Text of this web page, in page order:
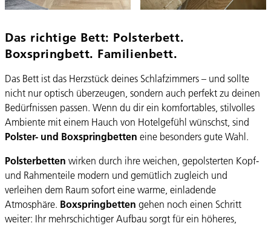
Das richtige Bett: Polsterbett.
Boxspringbett. Familienbett.
Das Bett ist das Herzstück deines Schlafzimmers – und sollte
nicht nur optisch überzeugen, sondern auch perfekt zu deinen
Bedürfnissen passen. Wenn du dir ein komfortables, stilvolles
Ambiente mit einem Hauch von Hotelgefühl wünschst, sind
Polster- und Boxspringbetten eine besonders gute Wahl.
Polsterbetten wirken durch ihre weichen, gepolsterten Kopf-
und Rahmenteile modern und gemütlich zugleich und
verleihen dem Raum sofort eine warme, einladende
Atmosphäre. Boxspringbetten gehen noch einen Schritt
weiter: Ihr mehrschichtiger Aufbau sorgt für ein höheres,